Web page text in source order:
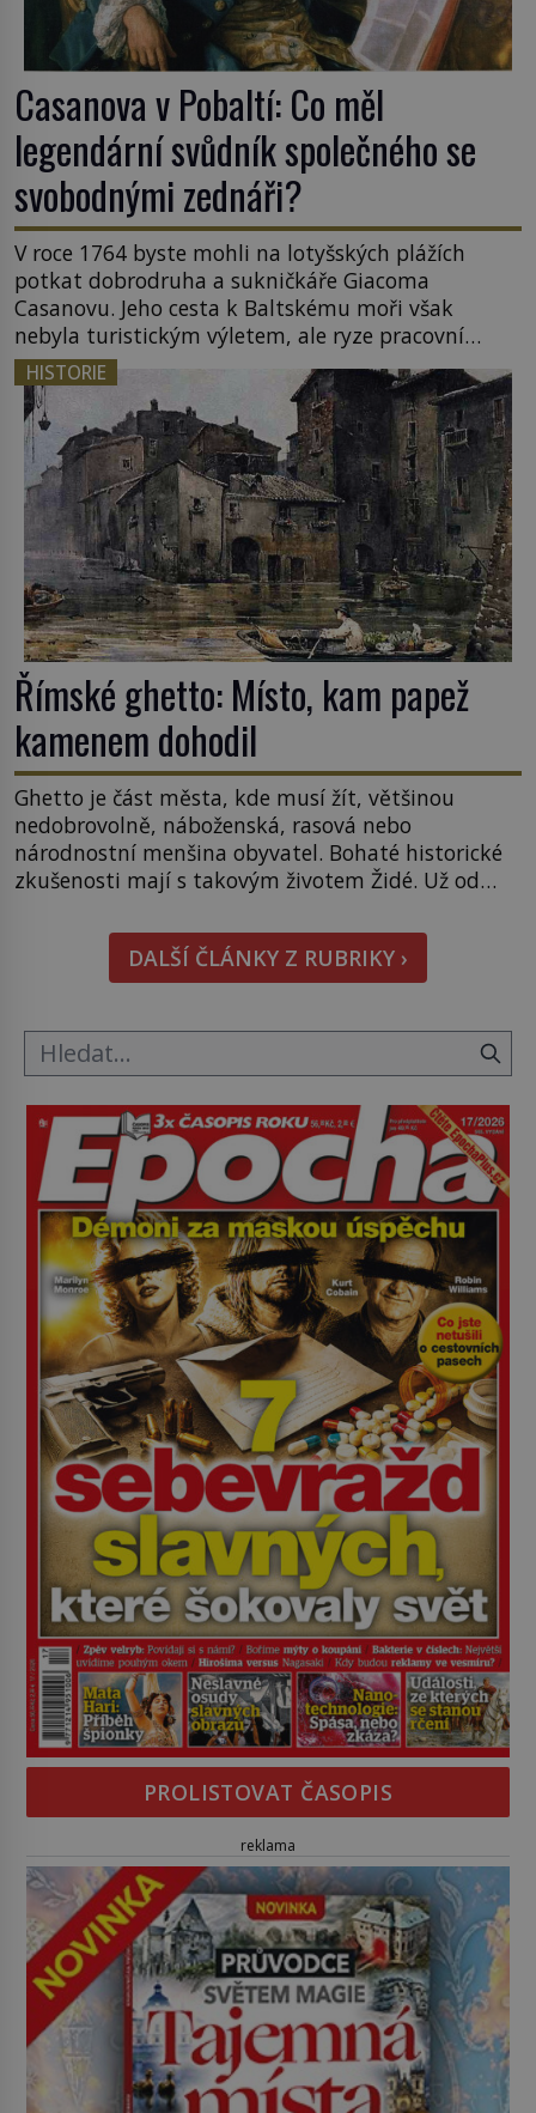
Casanova v Pobaltí: Co měl
legendární svůdník společného se
svobodnými zednáři?
V roce 1764 byste mohli na lotyšských plážích
potkat dobrodruha a sukničkáře Giacoma
Casanovu. Jeho cesta k Baltskému moři však
nebyla turistickým výletem, ale ryze pracovní
cestou se zištnými úmysly. Jaký cíl Casanova
sledoval, když se například procházel uličkami
lotyšské Rigy? Casanova v Pobaltí kontaktoval
tamní zednářské lóže. Nebyl v této oblasti žádným
nováčkem, protože do zednářské […]
HISTORIE
Římské ghetto: Místo, kam papež
kamenem dohodil
Ghetto je část města, kde musí žít, většinou
nedobrovolně, náboženská, rasová nebo
národnostní menšina obyvatel. Bohaté historické
zkušenosti mají s takovým životem Židé. Už od
nějakém žít. Mezi ty nejslavnější patří i římské
ghetto založené v roce 1555. Pokud jde o vztah
k Židům, nemá se Řím čím chlubit. […]
DALŠÍ ČLÁNKY Z RUBRIKY ›
PROLISTOVAT ČASOPIS
reklama